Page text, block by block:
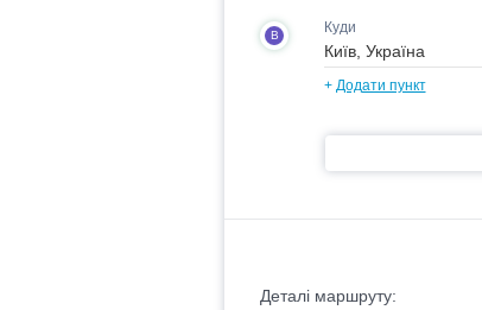
B Куди
+ Додати пункт
Деталі маршруту: